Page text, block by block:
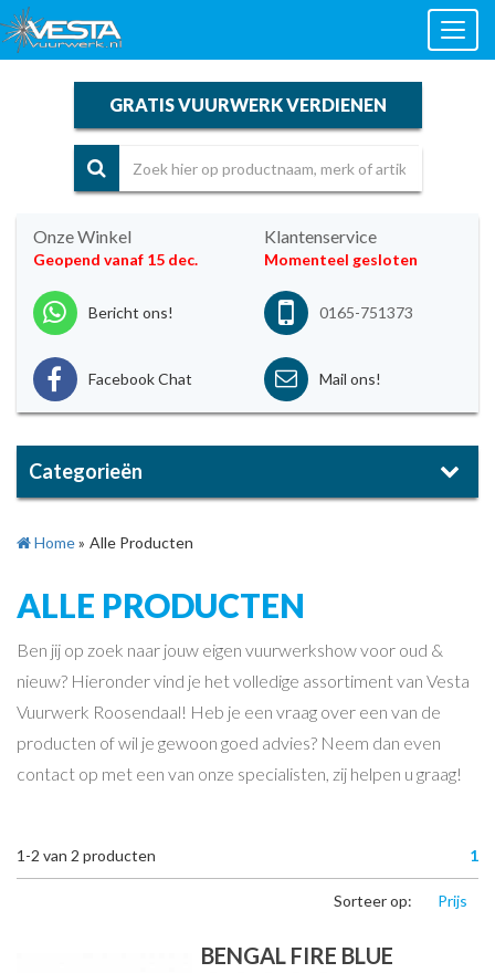
GRATIS VUURWERK VERDIENEN
Onze Winkel
Geopend vanaf 15 dec.
Klantenservice
Momenteel gesloten
Bericht ons! 0165-751373
Facebook Chat Mail ons!
Categorieën
Home» Alle Producten
ALLE PRODUCTEN
Ben jij op zoek naar jouw eigen vuurwerkshow voor oud &
nieuw? Hieronder vind je het volledige assortiment van Vesta
Vuurwerk Roosendaal! Heb je een vraag over een van de
producten of wil je gewoon goed advies? Neem dan even
contact op met een van onze specialisten, zij helpen u graag!
1-2 van 2 producten 1
Sorteer op: Prijs
BENGAL FIRE BLUE